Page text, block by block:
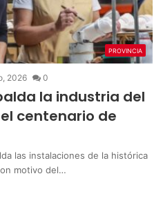
PROVINCIA
2026 0
la industria del
centenario de
las instalaciones de la histórica
motivo del…